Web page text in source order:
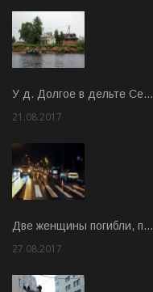
У д. Долгое в дельте Се…
21.08.2017
Две женщины погибли, п…
27.08.2017